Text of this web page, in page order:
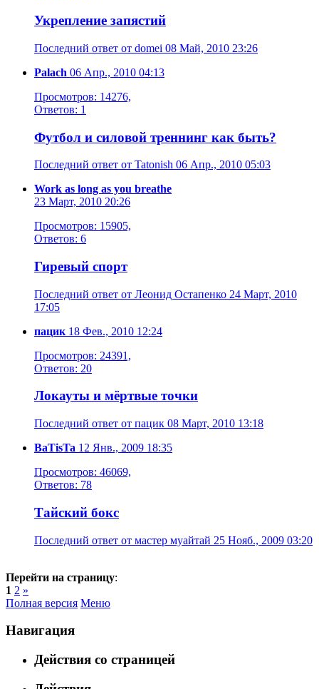
Укрепление запястий
Последний ответ от domei 08 Май, 2010 23:26
Palach 06 Апр., 2010 04:13
Просмотров: 14276,
Ответов: 1
Футбол и силовой треннинг как быть?
Последний ответ от Tatonish 06 Апр., 2010 05:03
Work as long as you breathe
23 Март, 2010 20:26
Просмотров: 15905,
Ответов: 6
Гиревый спорт
Последний ответ от Леонид Остапенко 24 Март, 2010
17:05
пацик 18 Фев., 2010 12:24
Просмотров: 24391,
Ответов: 20
Локауты и мёртвые точки
Последний ответ от пацик 08 Март, 2010 13:18
BaTisTa 12 Янв., 2009 18:35
Просмотров: 46069,
Ответов: 78
Тайский бокс
Последний ответ от мастер муайтай 25 Нояб., 2009 03:20
Перейти на страницу:
1 2 »
Полная версия Меню
Навигация
Действия со страницей